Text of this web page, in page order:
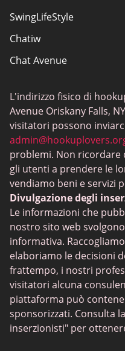
SwingLifeStyle
Chatiw
Chat Avenue
Flingster
BlackPeopleMeet
Wireclub
Feabie.com
Biggercity
Fap CEO
Shagle
Spdate
eHarmony
Incontri LGBT
App di incontri
L'indirizzo fisico di
Avenue Oriskany Falls,
visitatori possono
problemi. Non
gli utenti a prendere le
vendiamo beni e servizi
Divulgazione degli
Le informazioni che
nostro sito web
informativa.
elaboriamo le decisioni
frattempo, i nostri
visitatori alcuna
piattaforma può
sponsorizzati. Consulta
inserzionisti" per